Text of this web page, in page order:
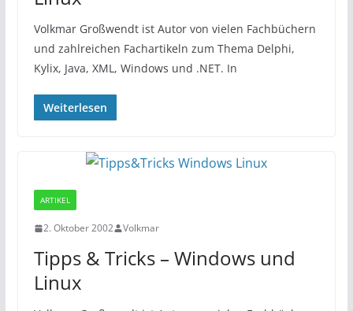
Volkmar Großwendt ist Autor von vielen Fachbüchern
und zahlreichen Fachartikeln zum Thema Delphi,
Kylix, Java, XML, Windows und .NET. In
Weiterlesen
ARTIKEL
2. Oktober 2002 Volkmar
Tipps & Tricks – Windows und
Linux